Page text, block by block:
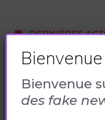
DERNIERES
Bienvenue
Bienvenue
des fake